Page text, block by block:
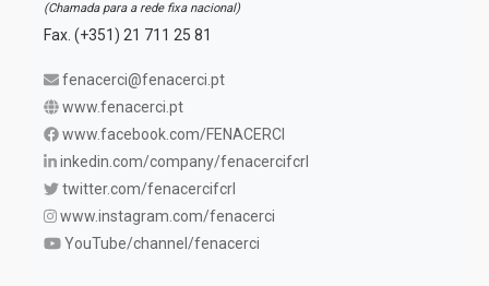
(Chamada para a rede fixa nacional)
Fax. (+351) 21 711 25 81
fenacerci@fenacerci.pt
www.fenacerci.pt
www.facebook.com/FENACERCI
inkedin.com/company/fenacercifcrl
twitter.com/fenacercifcrl
www.instagram.com/fenacerci
YouTube/channel/fenacerci